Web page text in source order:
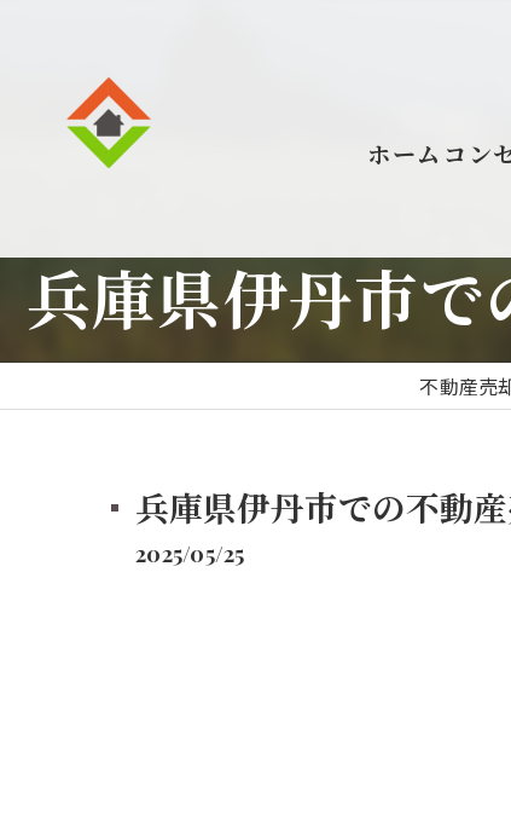
ホーム コン
兵庫県伊丹市
不動産売
兵庫県伊丹市での不動
2025/05/25